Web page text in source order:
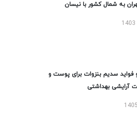
به شمال کشور با نیسان
سدیم بنزوات برای پوست و
آرایشی بهداشتی